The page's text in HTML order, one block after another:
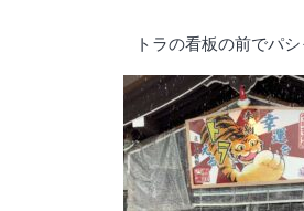
トラの看板の前でパ